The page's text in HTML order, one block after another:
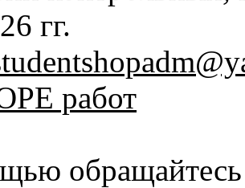
гг.
работ